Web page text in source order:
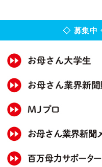
◇ 募集中